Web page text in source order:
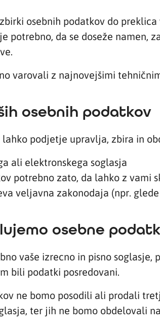
osebnih podatkov do
potrebno, da se doseže namen,
varovali z najnovejšimi
osebnih podatkov
lahko podjetje upravlja, zbira in
ali elektronskega soglasja
potrebno zato, da lahko z vami
veljavna zakonodaja (npr.
osebne
vaše izrecno in pisno
bili podatki posredovani.
ne bomo posodili ali prodali
ter jih ne bomo obdelovali